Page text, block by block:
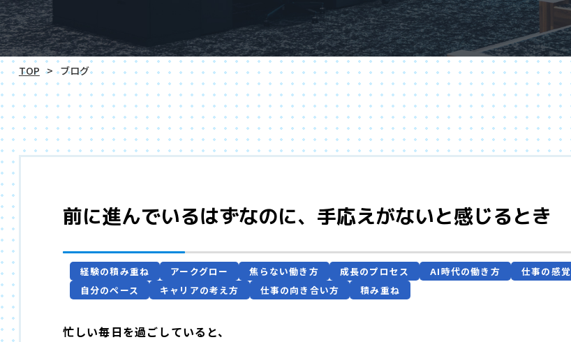
TOP ブログ
前に進んでいるはずなのに、手応えがないと感じるとき
経験の積み重ね アークグロー 焦らない働き方 成長のプロセス AI時代の働き方 仕事の感覚
自分のペース
キャリアの考え方 仕事の向き合い方 積み重ね
忙しい毎日を過ごしていると、